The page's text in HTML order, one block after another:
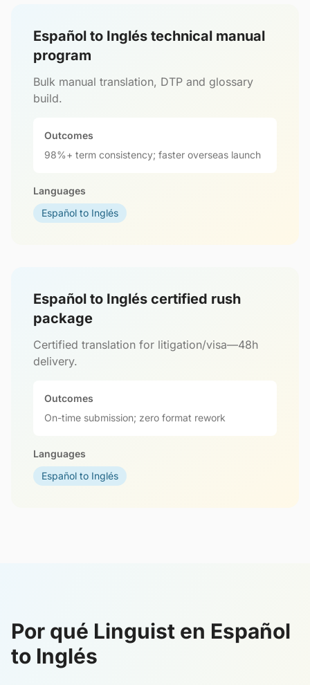
Español to Inglés technical manual
program
Bulk manual translation, DTP and glossary
build.
Outcomes
98%+ term consistency; faster overseas launch
Languages
Español to Inglés
Español to Inglés certified rush
package
Certified translation for litigation/visa—48h
delivery.
Outcomes
On-time submission; zero format rework
Languages
Español to Inglés
Por qué Linguist en Español
to Inglés